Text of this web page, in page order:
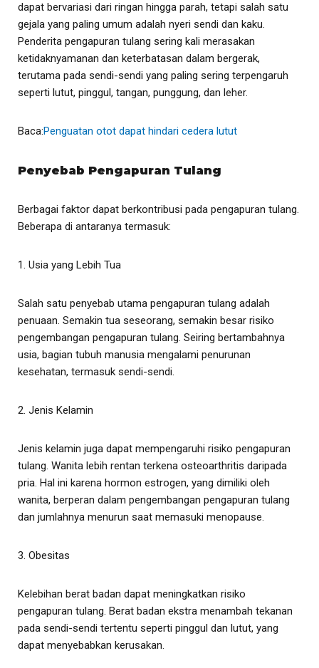
dapat bervariasi dari ringan hingga parah, tetapi salah satu
gejala yang paling umum adalah nyeri sendi dan kaku.
Penderita pengapuran tulang sering kali merasakan
ketidaknyamanan dan keterbatasan dalam bergerak,
terutama pada sendi-sendi yang paling sering terpengaruh
seperti lutut, pinggul, tangan, punggung, dan leher.
Baca:Penguatan otot dapat hindari cedera lutut
Penyebab Pengapuran Tulang
Berbagai faktor dapat berkontribusi pada pengapuran tulang.
Beberapa di antaranya termasuk:
1. Usia yang Lebih Tua
Salah satu penyebab utama pengapuran tulang adalah
penuaan. Semakin tua seseorang, semakin besar risiko
pengembangan pengapuran tulang. Seiring bertambahnya
usia, bagian tubuh manusia mengalami penurunan
kesehatan, termasuk sendi-sendi.
2. Jenis Kelamin
Jenis kelamin juga dapat mempengaruhi risiko pengapuran
tulang. Wanita lebih rentan terkena osteoarthritis daripada
pria. Hal ini karena hormon estrogen, yang dimiliki oleh
wanita, berperan dalam pengembangan pengapuran tulang
dan jumlahnya menurun saat memasuki menopause.
3. Obesitas
Kelebihan berat badan dapat meningkatkan risiko
pengapuran tulang. Berat badan ekstra menambah tekanan
pada sendi-sendi tertentu seperti pinggul dan lutut, yang
dapat menyebabkan kerusakan.